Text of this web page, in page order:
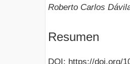
Roberto Carlos
Resumen
DOI: https://doi.org/